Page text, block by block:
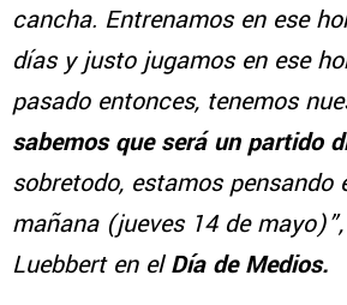
cancha. Entrenamos en ese
días y justo jugamos en ese
pasado entonces, tenemos
sabemos que será un partido
sobretodo, estamos pensando
mañana (jueves 14 de
Luebbert en elDía de Medios.